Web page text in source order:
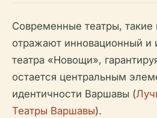
Современные театры, такие
отражают инновационный и
театра «Новощи»,
остается центральным
идентичности Варшавы (
Театры Варшавы).